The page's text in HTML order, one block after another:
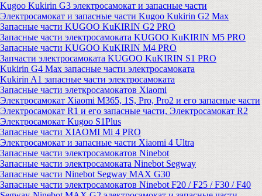
Kugoo Kukirin G3 электросамокат и запасные части
Электросамокат и запасные части Kugoo Kukirin G2 Max
Запасные части KUGOO KuKIRIN G2 PRO
Запасные части электросамоката KUGOO KuKIRIN M5 PRO
Запасные части KUGOO KuKIRIN M4 PRO
Запчасти электросамоката KUGOO KuKIRIN S1 PRO
Kukirin G4 Max запасные части электросамоката
Kukirin A1 запасные части электросамоката
Запасные части элеткросамокатов Xiaomi
Электросамокат Xiaomi M365, 1S, Pro, Pro2 и его запасные части
Электросамокат R1 и его запасные части, Электросамокат R2
Электросамокат Kugoo S1Plus
Запасные части XIAOMI Mi 4 PRO
Электросамокат и запасные части Xiaomi 4 Ultra
Запасные части электросамокатов Ninebot
Запасные части электросамоката Ninebot Segway
Запасные части Ninebot Segway MAX G30
Запасные части электросамокатов Ninebot F20 / F25 / F30 / F40